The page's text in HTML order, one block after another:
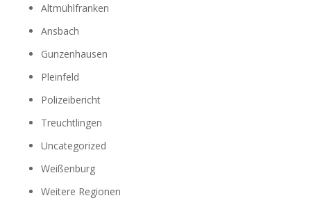
Altmühlfranken
Ansbach
Gunzenhausen
Pleinfeld
Polizeibericht
Treuchtlingen
Uncategorized
Weißenburg
Weitere Regionen